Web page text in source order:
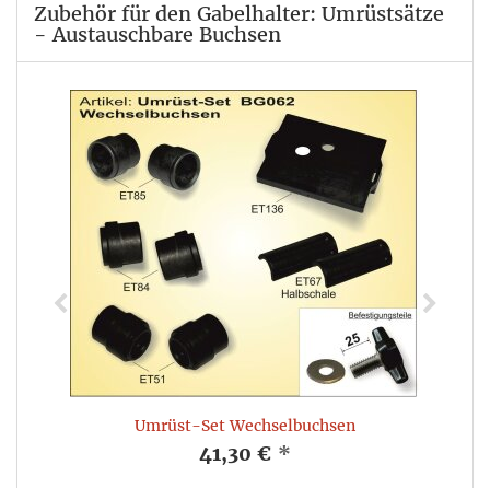
Zubehör für den Gabelhalter: Umrüstsätze
- Austauschbare Buchsen
Umrüst-Set Wechselbuchsen
41,30 € *